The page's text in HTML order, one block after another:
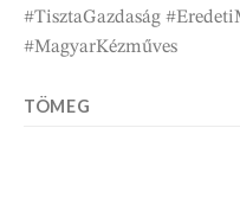
#TisztaGazdaság
#MagyarKézműves
TÖMEG